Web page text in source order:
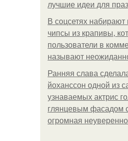
лучшие идеи для
В соцсетях набирают
чипсы из крапивы,
пользователи в
называют
Ранняя слава
йоханссон одной из
узнаваемых актрис
глянцевым фасадом
огромная